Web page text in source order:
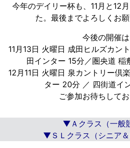
今年のデイリー杯も、11月と12
た。最後までよろしくお願
今後の開催は
11月13日 火曜日 成田ヒルズカン
田インター 15分／圏央道 稲
12月11日 火曜日 泉カントリー倶
ター 20分 ／ 四街道イ
ご参加お待ちしてお
▼Ａクラス（一般
▼ＳＬクラス（シニア＆